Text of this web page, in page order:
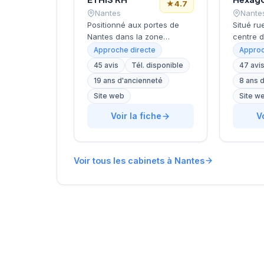
Nantes
★4.7
Positionné aux portes de
Nantes dans la zone
d'activité de Saint-Herblain,
ce cabinet de recrutement
rayonne sur l'ensemble de
la métropole nantaise. Sa
proximité avec les
économiques de
d'accompagner
efficacement les entreprises
locales dans leurs
Approche directe
45 avis
Tél. disponible
19 ans d'ancienneté
Site web
Voir la fiche
Situé
centre
cabinet
conseil
de
47 avis
8 ans
Site
Voir tous les cabinets à Nantes